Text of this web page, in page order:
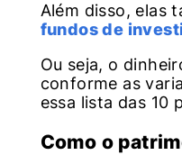
Além disso, elas
fundos de
Ou seja, o
conforme as
essa lista das 10
Como o